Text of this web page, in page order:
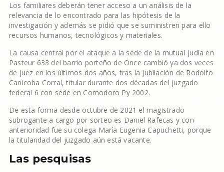
Los familiares deberán tener acceso a un análisis de la
relevancia de lo encontrado para las hipótesis de la
investigación y además se pidió que se suministren para ello
recursos humanos, tecnológicos y materiales.
La causa central por el ataque a la sede de la mutual judía en
Pasteur 633 del barrio porteño de Once cambió ya dos veces
de juez en los últimos dos años, tras la jubilación de Rodolfo
Canicoba Corral, titular durante dos décadas del juzgado
federal 6 con sede en Comodoro Py 2002.
De esta forma desde octubre de 2021 el magistrado
subrogante a cargo por sorteo es Daniel Rafecas y con
anterioridad fue su colega María Eugenia Capuchetti, porque
la titularidad del juzgado aún está vacante.
Las pesquisas